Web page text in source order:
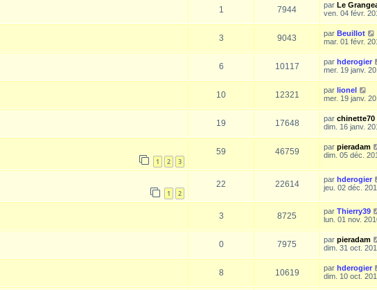
1 7944 par Le
ven. 04 févr.
3 9043 par Beuillot
mar. 01 févr.
6 10117 par hderogier
mer. 19 janv.
10 12321 par lionel
mer. 19 janv.
19 17648 par chinette70
dim. 16 janv.
1 2 3
59 46759 par pieradam
dim. 05 déc.
1 2
22 22614 par hderogier
jeu. 02 déc.
3 8725 par Thierry39
lun. 01 nov.
0 7975 par pieradam
dim. 31 oct.
8 10619 par hderogier
dim. 10 oct.